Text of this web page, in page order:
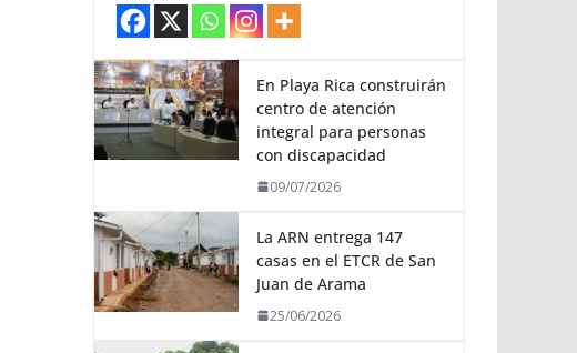
En Playa Rica construirán
centro de atención
integral para personas
con discapacidad
09/07/2026
La ARN entrega 147
casas en el ETCR de San
Juan de Arama
25/06/2026